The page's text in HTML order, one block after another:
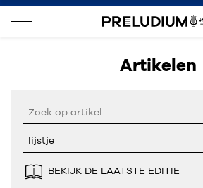
Artikelen
BEKIJK DE LAATSTE EDITIE